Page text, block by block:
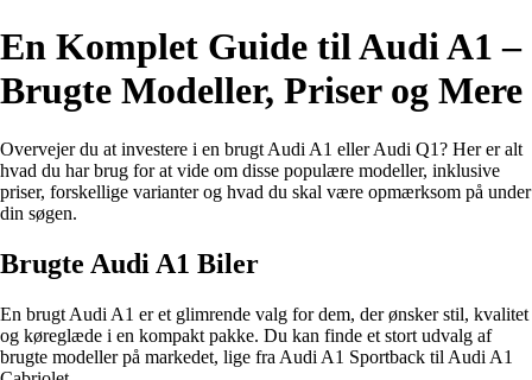
En Komplet Guide til Audi A1 –
Brugte Modeller, Priser og Mere
Overvejer du at investere i en brugt Audi A1 eller Audi Q1? Her er alt
hvad du har brug for at vide om disse populære modeller, inklusive
priser, forskellige varianter og hvad du skal være opmærksom på under
din søgen.
Brugte Audi A1 Biler
En brugt Audi A1 er et glimrende valg for dem, der ønsker stil, kvalitet
og køreglæde i en kompakt pakke. Du kan finde et stort udvalg af
brugte modeller på markedet, lige fra Audi A1 Sportback til Audi A1